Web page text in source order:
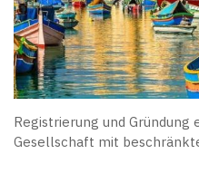
Registrierung und Gründung
Gesellschaft mit